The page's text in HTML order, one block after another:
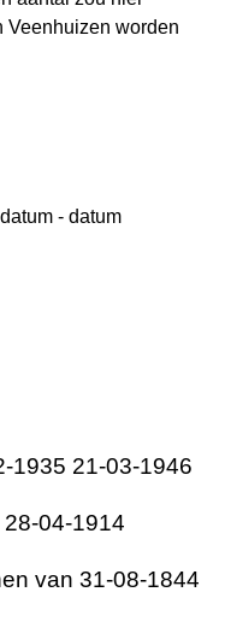
Veenhuizen worden
- datum
1935 21-03-1946
04-1914
van 31-08-1844